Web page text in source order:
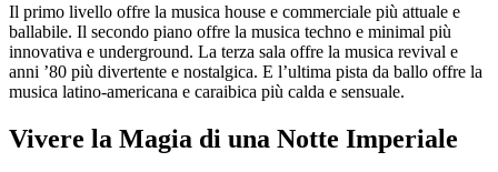
Il primo livello offre la musica house e commerciale più attuale e
ballabile. Il secondo piano offre la musica techno e minimal più
innovativa e underground. La terza sala offre la musica revival e
anni ’80 più divertente e nostalgica. E l’ultima pista da ballo offre la
musica latino-americana e caraibica più calda e sensuale.
Vivere la Magia di una Notte Imperiale